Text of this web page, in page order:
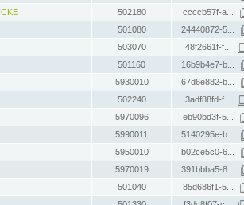
502180 ccccb57f-a...
501080 24440872-5...
503070 48f2661f-f...
501160 16b9b4e7-b...
5930010 67d6e882-b...
502240 3adf88fd-f...
5970096 eb90bd3f-5...
5990011 5140295e-b...
5950010 b02ce5c0-6...
5970019 391bbba5-8...
501040 85d686f1-5...